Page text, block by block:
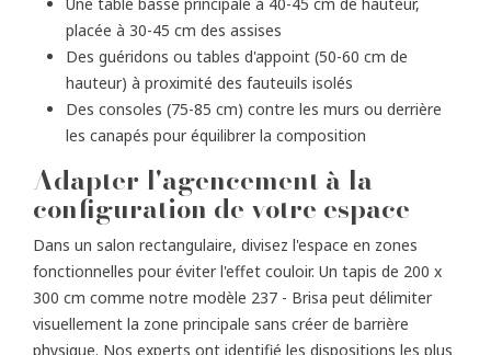
placée à 30-45 cm des assises
Des guéridons ou tables d'appoint (50-60 cm de
hauteur) à proximité des fauteuils isolés
Des consoles (75-85 cm) contre les murs ou derrière
les canapés pour équilibrer la composition
Adapter l'agencement à la
configuration de votre espace
Dans un salon rectangulaire, divisez l'espace en zones
fonctionnelles pour éviter l'effet couloir. Un tapis de 200 x
300 cm comme notre modèle 237 - Brisa peut délimiter
visuellement la zone principale sans créer de barrière
physique. Nos experts ont identifié les dispositions les plus